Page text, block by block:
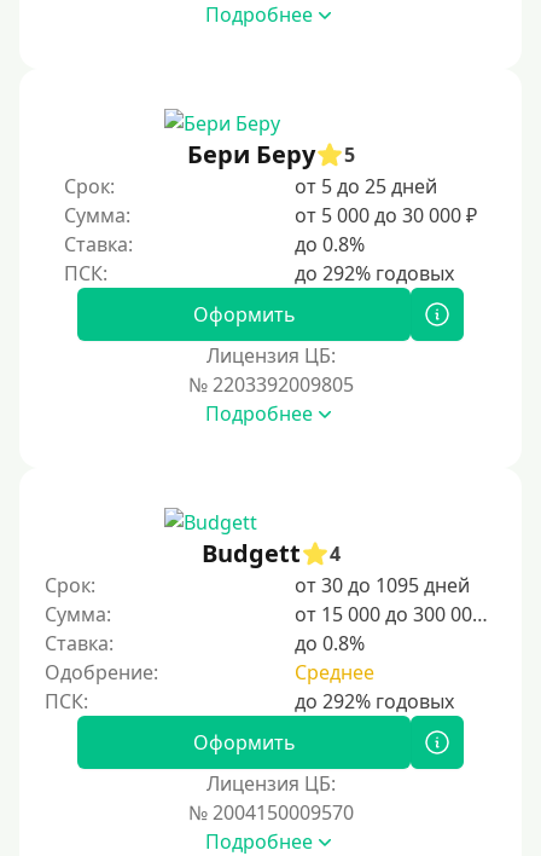
Подробнее
Бери Беру
5
Срок:
от 5 до 25 дней
Сумма:
от 5 000 до 30 000 ₽
Ставка:
до 0.8%
Оформить
Лицензия ЦБ:
№ 2203392009805
Подробнее
Budgett
4
Срок:
от 30 до 1095 дней
Сумма:
от 15 000 до 300 000 ₽
Ставка:
до 0.8%
Одобрение:
Среднее
Оформить
Лицензия ЦБ:
№ 2004150009570
Подробнее